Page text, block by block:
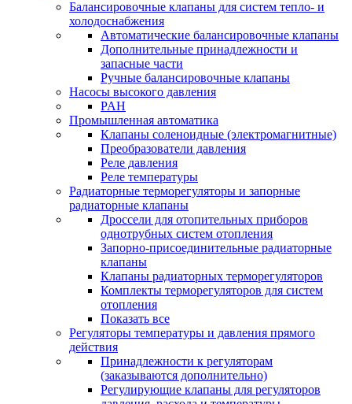
Балансировочные клапаны для систем тепло- и
холодоснабжения
Автоматические балансировочные клапаны
Дополнительные принадлежности и
запасные части
Ручные балансировочные клапаны
Насосы высокого давления
PAH
Промышленная автоматика
Клапаны соленоидные (электромагнитные)
Преобразователи давления
Реле давления
Реле температуры
Радиаторные терморегуляторы и запорные
радиаторные клапаны
Дроссели для отопительных приборов
однотрубных систем отопления
Запорно-присоединительные радиаторные
клапаны
Клапаны радиаторных терморегуляторов
Комплекты терморегуляторов для систем
отопления
Показать все
Регуляторы температуры и давления прямого
действия
Принадлежности к регуляторам
(заказываются дополнительно)
Регулирующие клапаны для регуляторов